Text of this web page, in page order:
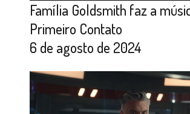
Família Goldsmith faz a
Primeiro Contato
6 de agosto de 2024